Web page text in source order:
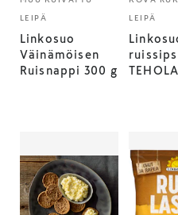
LEIPÄ
Linkosuo
Väinämöisen
Ruisnappi 300 g
LEIPÄ